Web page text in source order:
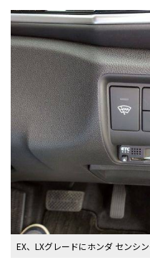
EX、LXグレードにホンダ センシ